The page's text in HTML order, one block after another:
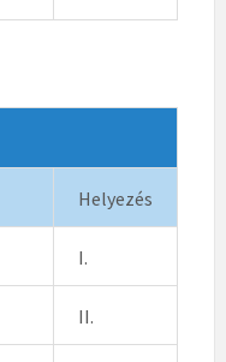
Helyezés
I.
II.